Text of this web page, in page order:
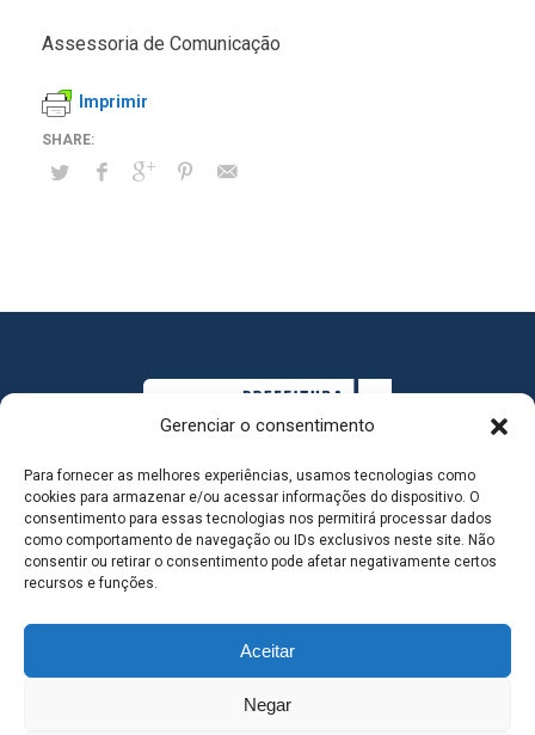
Gerenciar o consentimento
Para fornecer as melhores experiências, usamos tecnologias como
cookies para armazenar e/ou acessar informações do dispositivo. O
consentimento para essas tecnologias nos permitirá processar dados
como comportamento de navegação ou IDs exclusivos neste site. Não
consentir ou retirar o consentimento pode afetar negativamente certos
recursos e funções.
Aceitar
Negar
Assessoria de Comunicação
Imprimir
MAPA DO SITE
SEDE DO ADMINISTRATIVO MUNICIPAL - Avenida